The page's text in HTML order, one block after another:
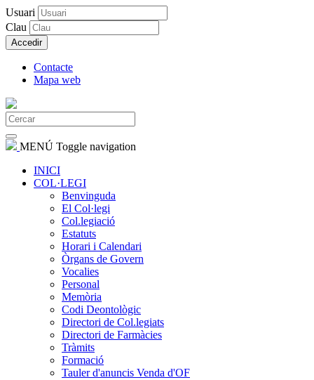
Usuari
Clau
Accedir
Contacte
Mapa web
MENÚ Toggle navigation
INICI
COL·LEGI
Benvinguda
El Col·legi
Col.legiació
Estatuts
Horari i Calendari
Òrgans de Govern
Vocalies
Personal
Memòria
Codi Deontològic
Directori de Col.legiats
Directori de Farmàcies
Tràmits
Formació
Tauler d'anuncis Venda d'OF